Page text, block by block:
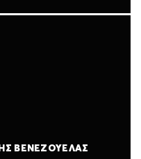
ΒΕΝΕΖΟΥΈΛΑΣ